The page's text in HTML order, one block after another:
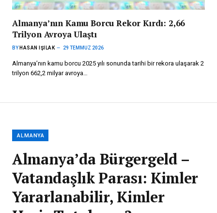
Almanya’nın Kamu Borcu Rekor Kırdı: 2,66
Trilyon Avroya Ulaştı
BY HASAN IŞILAK 29 TEMMUZ 2026
Almanya’nın kamu borcu 2025 yılı sonunda tarihi bir rekora ulaşarak 2
trilyon 662,2 milyar avroya…
ALMANYA
Almanya’da Bürgergeld –
Vatandaşlık Parası: Kimler
Yararlanabilir, Kimler